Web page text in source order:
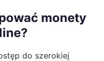
monety
do szerokiej